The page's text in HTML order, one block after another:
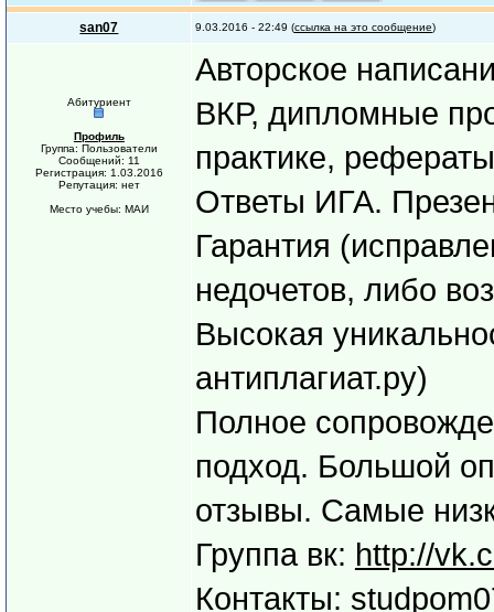
san07 9.03.2016 - 22:49 (ссылка на это сообщение)
Абитуриент
Профиль
Группа: Пользователи
Сообщений: 11
Регистрация: 1.03.2016
Репутация: нет
Место учебы: МАИ
Авторское
ВКР, дипломные
практике,
Ответы ИГА.
Гарантия
недочетов, либо
Высокая
антиплагиат.ру)
Полное
подход. Большой
отзывы. Самые
Группа вк: http://
Контакты: